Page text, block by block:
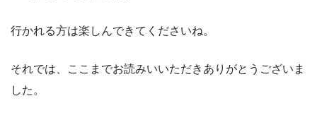
行かれる方は楽しんできてくださいね。
それでは、ここまでお読みいいただきありがとうございま
した。